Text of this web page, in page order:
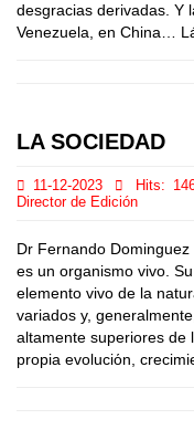
desgracias derivadas. Y
Venezuela, en China…
LA SOCIEDAD
11-12-2023 Hits:
Director de Edición
Dr Fernando
es un organismo vivo.
elemento vivo de la
variados y,
altamente superiores de
propia evoluciόn,